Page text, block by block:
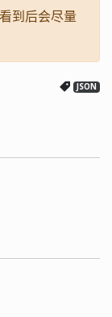
到后会尽量
JSON